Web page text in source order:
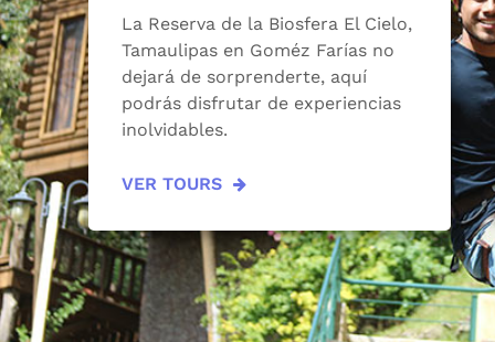
La Reserva de la Biosfera El Cielo,
Tamaulipas en Goméz Farías no
dejará de sorprenderte, aquí
podrás disfrutar de experiencias
inolvidables.
VER TOURS